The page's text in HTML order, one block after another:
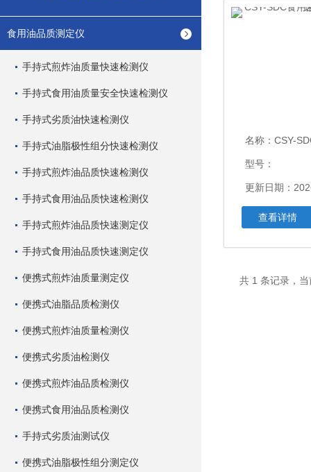
食用油品质测定仪
手持式煎炸油质量快速检测仪
手持式食用油质量安全快速检测仪
手持式劣质油快速检测仪
手持式油脂极性组分快速检测仪
手持式煎炸油品质快速检测仪
手持式食用油品质快速检测仪
手持式煎炸油品质快速测定仪
手持式食用油品质快速测定仪
便携式煎炸油质量测定仪
便携式油脂品质检测仪
便携式煎炸油质量检测仪
便携式劣质油检测仪
便携式煎炸油品质检测仪
便携式食用油品质检测仪
手持式劣质油测试仪
便携式油脂极性组分测定仪
名称： CSY-SDC食
型号：
更新日期：
查看详情
共 1 条记录，